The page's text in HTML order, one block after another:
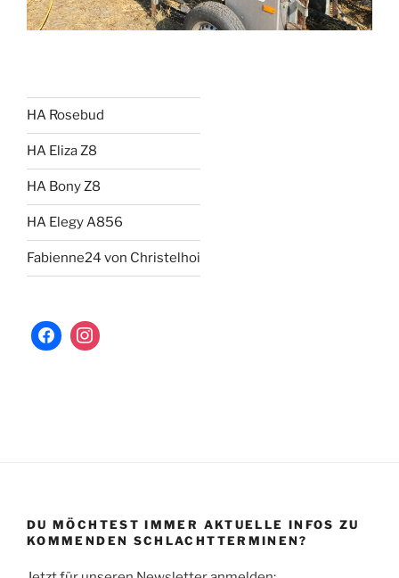
HA Rosebud
HA Eliza Z8
HA Bony Z8
HA Elegy A856
Fabienne24 von Christelhoi
DU MÖCHTEST IMMER AKTUELLE INFOS ZU
KOMMENDEN SCHLACHTTERMINEN?